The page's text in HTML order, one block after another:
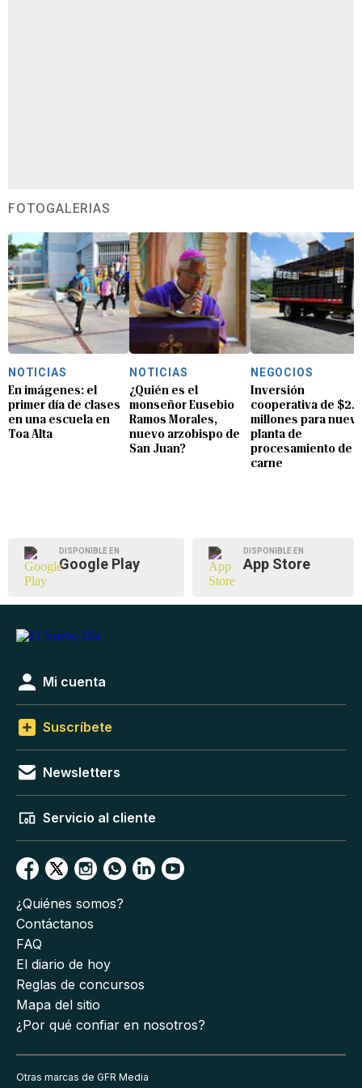
FOTOGALERÍAS
NOTICIAS
En imágenes: el
primer día de clases
en una escuela en
Toa Alta
NOTICIAS
¿Quién es el
monseñor Eusebio
Ramos Morales,
nuevo arzobispo de
San Juan?
NEGOCIOS
Inversión
cooperativa de $2.8
millones para nueva
planta de
procesamiento de
carne
DISPONIBLE EN
Google Play
DISPONIBLE EN
App Store
Mi cuenta
Suscríbete
Newsletters
Servicio al cliente
¿Quiénes somos?
Contáctanos
FAQ
El diario de hoy
Reglas de concursos
Mapa del sitio
¿Por qué confiar en nosotros?
Otras marcas de GFR Media